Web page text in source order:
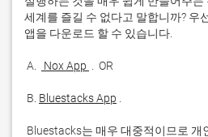
세계를 즐길 수 없다고 말합니까? 우
A. Nox App
B. Bluestacks App